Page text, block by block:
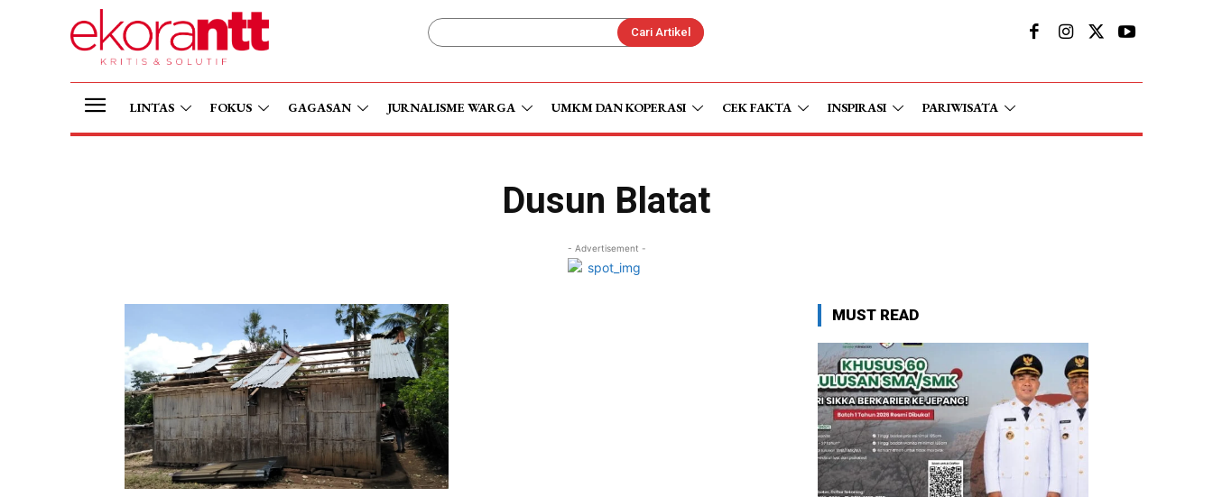
Cari Artikel
LINTAS FOKUS GAGASAN JURNALISME WARGA UMKM DAN KOPERASI CEK FAKTA INSPIRASI PARIWISATA
Dusun Blatat
- Advertisement -
MUST READ